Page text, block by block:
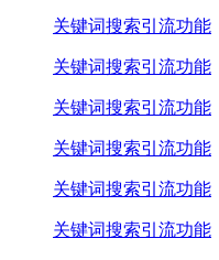
关键词搜索引流功能
关键词搜索引流功能
关键词搜索引流功能
关键词搜索引流功能
关键词搜索引流功能
关键词搜索引流功能